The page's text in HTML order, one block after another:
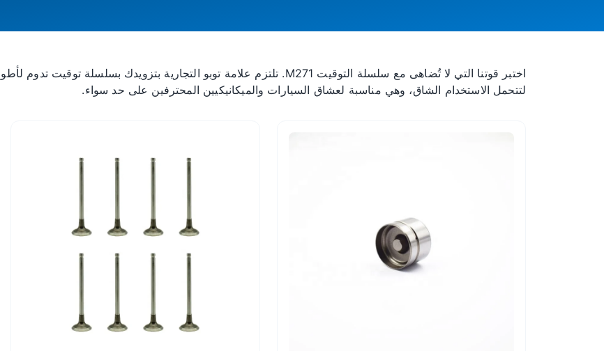
اختبر قوتنا التي لا تُضاهى مع سلسلة التوقيت M271. تلتزم علامة توبو التجارية بتزويدك بسلسلة توقيت تدوم لأطول فترة ممكنة. صُممت
لتتحمل الاستخدام الشاق، وهي مناسبة لعشاق السيارات والميكانيكيين المحترفين على حد سواء.